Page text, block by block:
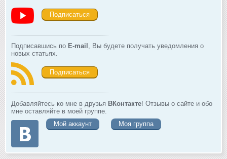
Подписаться
Подписавшись по E-mail
, Вы будете получать уведомления о
новых статьях.
Подписаться
Добавляйтесь ко мне в друзья ВКонтакте! Отзывы о сайте и обо
мне оставляйте в моей группе.
Мой аккаунт
Моя группа